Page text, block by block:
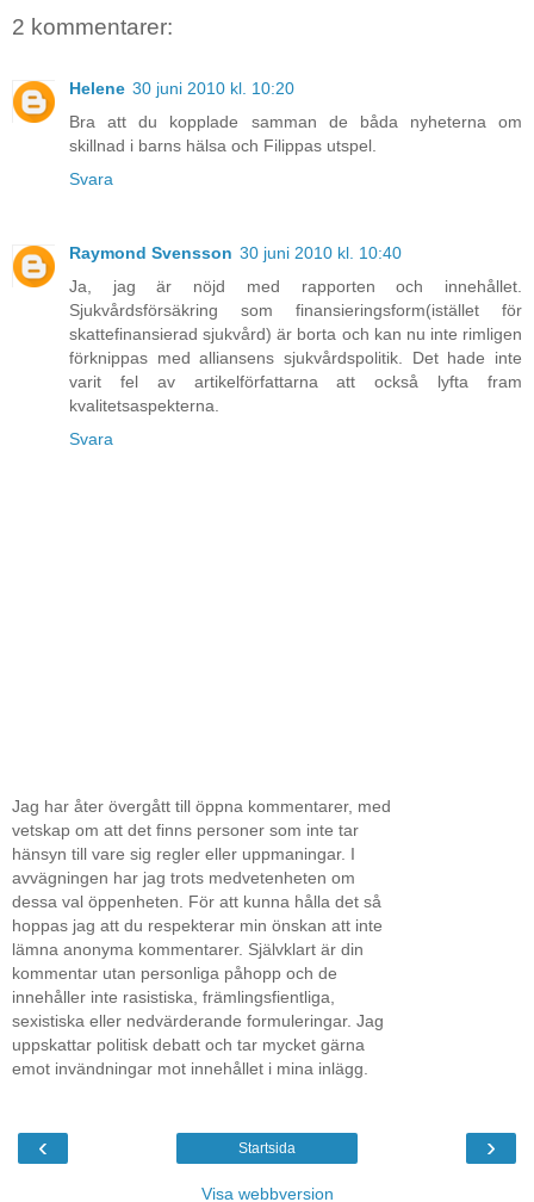
2 kommentarer:
Helene 30 juni 2010 kl. 10:20
Bra att du kopplade samman de båda nyheterna om
skillnad i barns hälsa och Filippas utspel.
Svara
Raymond Svensson 30 juni 2010 kl. 10:40
Ja, jag är nöjd med rapporten och innehållet.
Sjukvårdsförsäkring som finansieringsform(istället för
skattefinansierad sjukvård) är borta och kan nu inte rimligen
förknippas med alliansens sjukvårdspolitik. Det hade inte
varit fel av artikelförfattarna att också lyfta fram
kvalitetsaspekterna.
Svara
Jag har åter övergått till öppna kommentarer, med
vetskap om att det finns personer som inte tar
hänsyn till vare sig regler eller uppmaningar. I
avvägningen har jag trots medvetenheten om
dessa val öppenheten. För att kunna hålla det så
hoppas jag att du respekterar min önskan att inte
lämna anonyma kommentarer. Självklart är din
kommentar utan personliga påhopp och de
innehåller inte rasistiska, främlingsfientliga,
sexistiska eller nedvärderande formuleringar. Jag
uppskattar politisk debatt och tar mycket gärna
emot invändningar mot innehållet i mina inlägg.
‹ ›
Startsida
Visa webbversion